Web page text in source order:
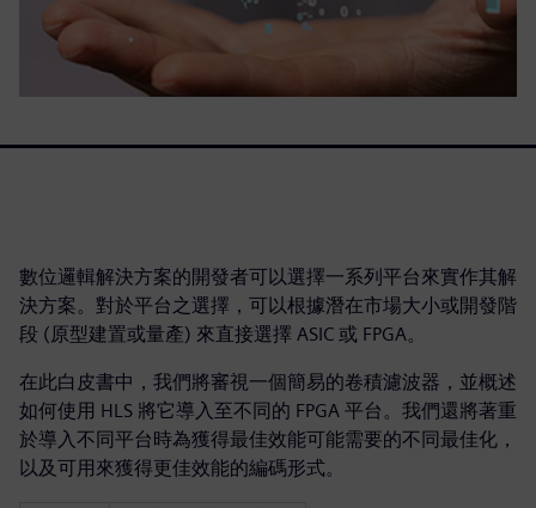
數位邏輯解決方案的開發者可以選擇一系列平台來實作其解
決方案。對於平台之選擇，可以根據潛在市場大小或開發階
段 (原型建置或量產) 來直接選擇 ASIC 或 FPGA。
在此白皮書中，我們將審視一個簡易的卷積濾波器，並概述
如何使用 HLS 將它導入至不同的 FPGA 平台。我們還將著重
於導入不同平台時為獲得最佳效能可能需要的不同最佳化，
以及可用來獲得更佳效能的編碼形式。